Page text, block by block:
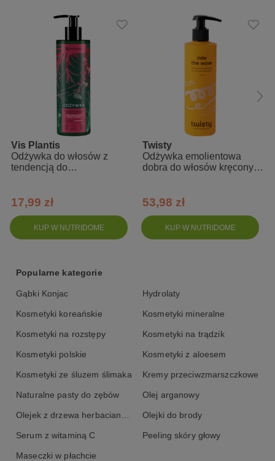
KUP W NUTRIDOME
Vis Plantis
Odżywka do włosów z
tendencją do
melisa
17,99 zł
KUP W NUTRIDOME
Twisty
Odżywka emolientowa
dobra do włosów kręconych
53,98 zł
Popularne kategorie
Gąbki Konjac Hydrolaty
Kosmetyki koreańskie Kosmetyki mineralne
Kosmetyki na rozstępy Kosmetyki na trądzik
Kosmetyki polskie Kosmetyki z aloesem
Kosmetyki ze śluzem ślimaka Kremy przeciwzmarszczkowe
Naturalne pasty do zębów Olej arganowy
Olejek z drzewa herbacianego Olejki do brody
Serum z witaminą C Peeling skóry głowy
Maseczki w płachcie